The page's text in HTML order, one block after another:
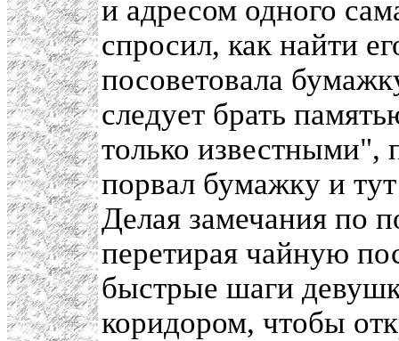
и адресом одного
спросил, как найти
посоветовала
следует брать
только
порвал бумажку и
Делая замечания по
перетирая чайную
быстрые шаги
коридором, чтобы